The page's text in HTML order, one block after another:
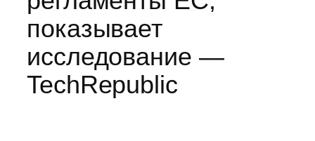
показывает
исследование —
TechRepublic